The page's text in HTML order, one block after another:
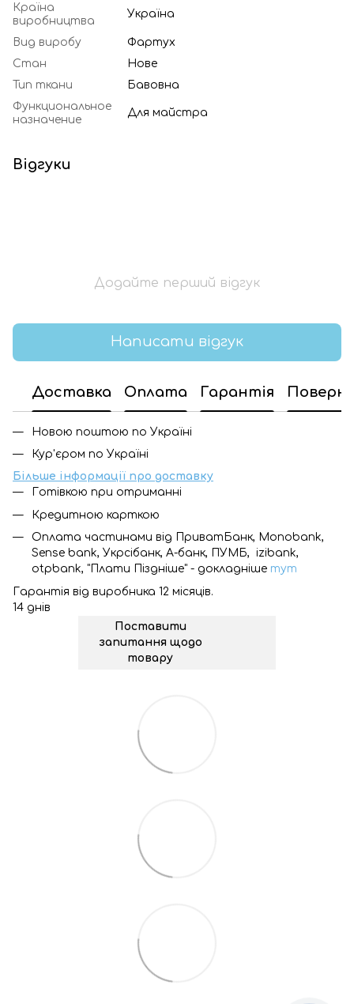
Країна
виробництва
Україна
Вид виробу
Фартух
Стан
Нове
Тип ткани
Бавовна
Функциональное
назначение
Для майстра
Відгуки
Додайте перший відгук
Написати відгук
Доставка Оплата Гарантія
Новою поштою по Україні
Кур'єром по Україні
Більше інформації про доставку
Готівкою при отриманні
Кредитною карткою
Оплата частинами від ПриватБанк, Monobank,
Sense bank, Укрсібанк, А-банк, ПУМБ, izibank,
otpbank, "Плати Піздніше" - докладніше тут
Гарантія від виробника 12 місяців.
14 днів
Поставити
запитання щодо
товару